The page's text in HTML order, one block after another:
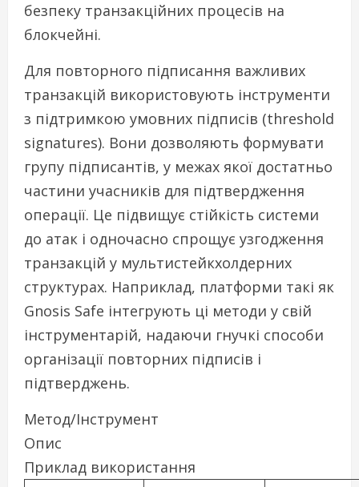
безпеку транзакційних процесів на
блокчейні.
Для повторного підписання важливих
транзакцій використовують інструменти
з підтримкою умовних підписів (threshold
signatures). Вони дозволяють формувати
групу підписантів, у межах якої достатньо
частини учасників для підтвердження
операції. Це підвищує стійкість системи
до атак і одночасно спрощує узгодження
транзакцій у мультистейкхолдерних
структурах. Наприклад, платформи такі як
Gnosis Safe інтегрують ці методи у свій
інструментарій, надаючи гнучкі способи
організації повторних підписів і
підтверджень.
Метод/Інструмент
Опис
Приклад використання